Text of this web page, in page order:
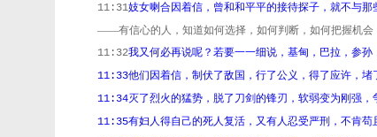
11:31妓女喇合因着信，曾和和平平的接待探子，就不与那
——有信心的人，知道如何选择，如何判断，如何把握机会
11:32我又何必再说呢？若要一一细说，基甸，巴拉，参
11:33他们因着信，制伏了敌国，行了公义，得了应许，堵
11:34灭了烈火的猛势，脱了刀剑的锋刃，软弱变为刚强，
11:35有妇人得自己的死人复活，又有人忍受严刑，不肯